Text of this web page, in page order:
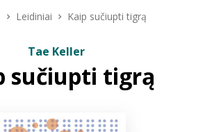
Leidiniai Kaip sučiupti tigrą
Tae Keller
sučiupti tigrą